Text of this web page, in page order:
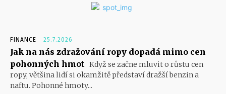
FINANCE 25.7.2026
Jak na nás zdražování ropy dopadá mimo cen
pohonných hmot Když se začne mluvit o růstu cen
ropy, většina lidí si okamžitě představí dražší benzin a
naftu. Pohonné hmoty...